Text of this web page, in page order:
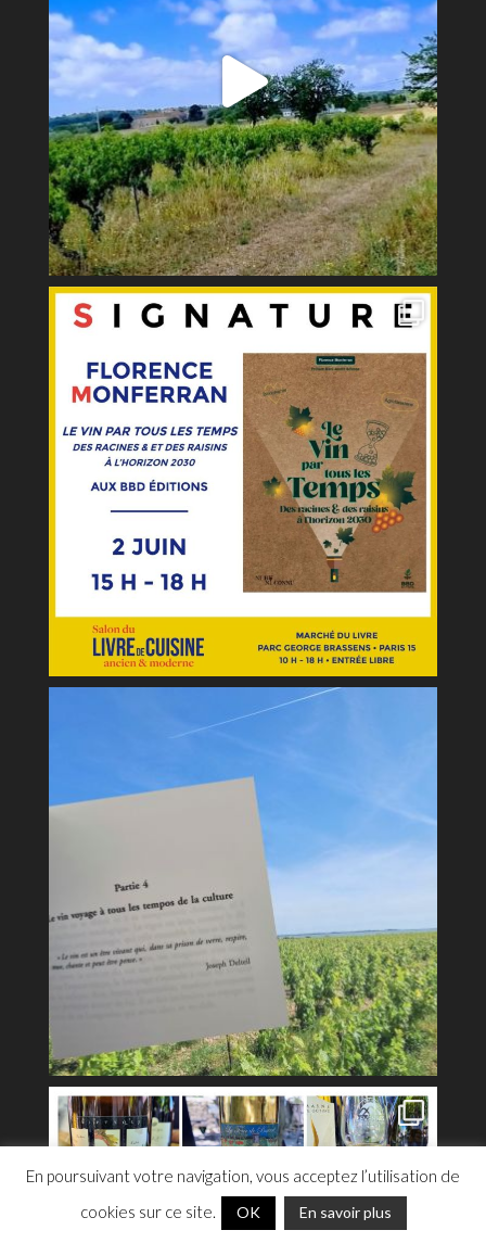
En poursuivant votre navigation, vous acceptez l’utilisation de
cookies sur ce site.
OK En savoir plus